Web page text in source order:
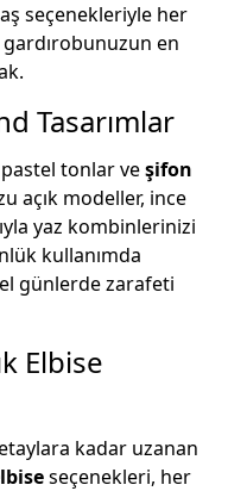
seçenekleriyle her
en
Tasarımlar
tonlar veşifon
açık modeller, ince
yaz kombinlerinizi
kullanımda
günlerde zarafeti
Elbise
kadar uzanan
seçenekleri, her